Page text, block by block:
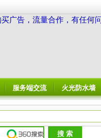
买广告，流量合作，有任何
服务端交流 火光防水墙